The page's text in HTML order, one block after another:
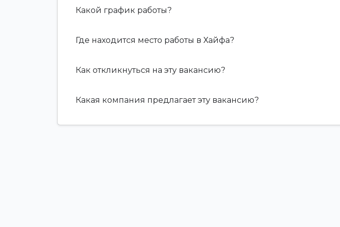
Какой график работы?
Где находится место работы в Хайфа?
Как откликнуться на эту вакансию?
Какая компания предлагает эту вакансию?